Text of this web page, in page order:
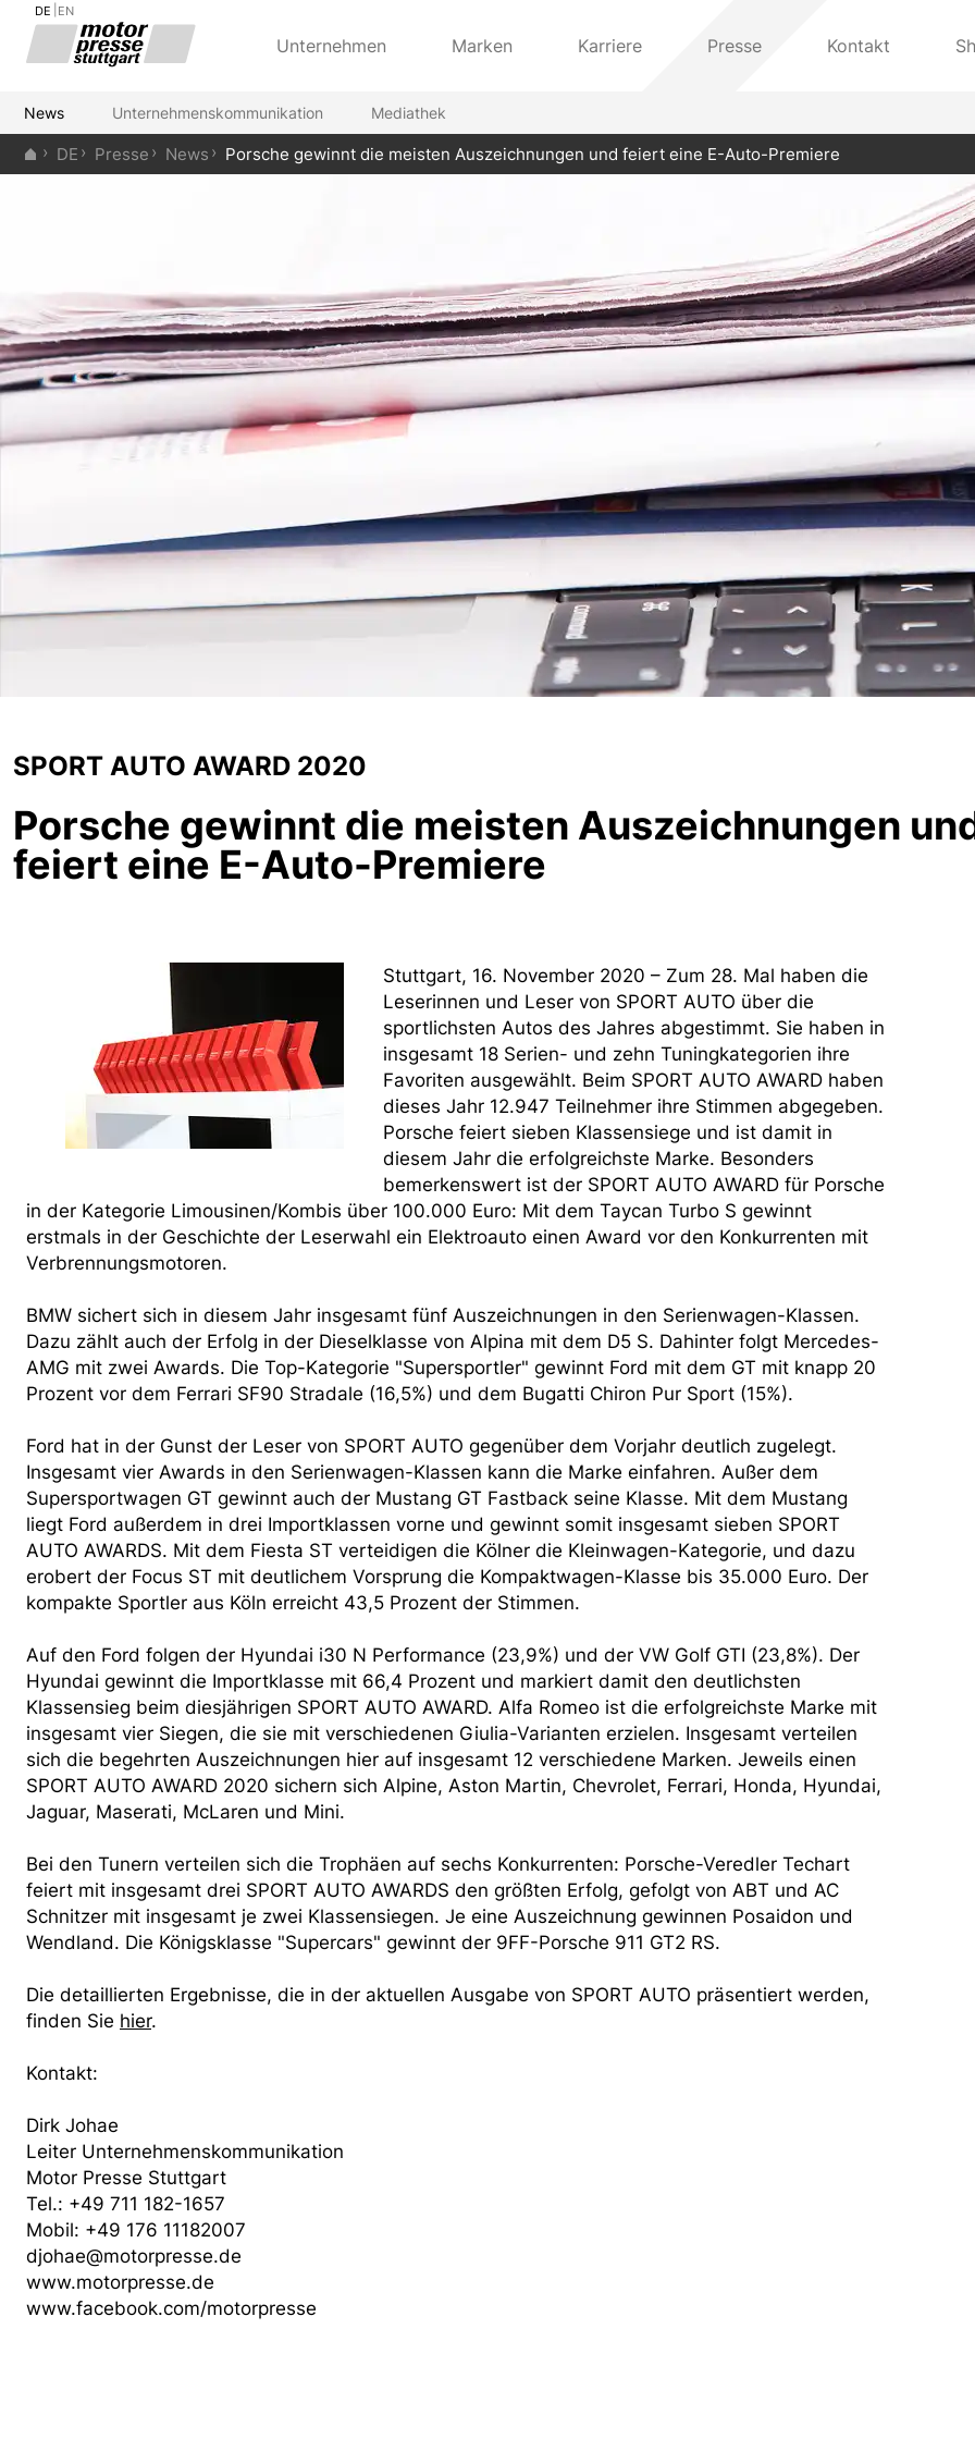
DE EN
Unternehmen Marken Karriere Presse
News Unternehmenskommunikation Mediathek
Kontakt
DE Presse News Porsche gewinnt die meisten Auszeichnungen und feiert eine E-Auto-Premiere
SPORT AUTO AWARD 2020
Porsche gewinnt die meisten Auszeichnungen
feiert eine E-Auto-Premiere
Stuttgart, 16. November 2020 – Zum 28. Mal haben die
Leserinnen und Leser von SPORT AUTO über die
sportlichsten Autos des Jahres abgestimmt. Sie haben in
insgesamt 18 Serien- und zehn Tuningkategorien ihre
Favoriten ausgewählt. Beim SPORT AUTO AWARD haben
dieses Jahr 12.947 Teilnehmer ihre Stimmen abgegeben.
Porsche feiert sieben Klassensiege und ist damit in
diesem Jahr die erfolgreichste Marke. Besonders
bemerkenswert ist der SPORT AUTO AWARD für Porsche
in der Kategorie Limousinen/Kombis über 100.000 Euro: Mit dem Taycan Turbo S gewinnt
erstmals in der Geschichte der Leserwahl ein Elektroauto einen Award vor den Konkurrenten mit
Verbrennungsmotoren.
BMW sichert sich in diesem Jahr insgesamt fünf Auszeichnungen in den Serienwagen-Klassen.
Dazu zählt auch der Erfolg in der Dieselklasse von Alpina mit dem D5 S. Dahinter folgt Mercedes-
AMG mit zwei Awards. Die Top-Kategorie "Supersportler" gewinnt Ford mit dem GT mit knapp 20
Prozent vor dem Ferrari SF90 Stradale (16,5%) und dem Bugatti Chiron Pur Sport (15%).
Ford hat in der Gunst der Leser von SPORT AUTO gegenüber dem Vorjahr deutlich zugelegt.
Insgesamt vier Awards in den Serienwagen-Klassen kann die Marke einfahren. Außer dem
Supersportwagen GT gewinnt auch der Mustang GT Fastback seine Klasse. Mit dem Mustang
liegt Ford außerdem in drei Importklassen vorne und gewinnt somit insgesamt sieben SPORT
AUTO AWARDS. Mit dem Fiesta ST verteidigen die Kölner die Kleinwagen-Kategorie, und dazu
erobert der Focus ST mit deutlichem Vorsprung die Kompaktwagen-Klasse bis 35.000 Euro. Der
kompakte Sportler aus Köln erreicht 43,5 Prozent der Stimmen.
Auf den Ford folgen der Hyundai i30 N Performance (23,9%) und der VW Golf GTI (23,8%). Der
Hyundai gewinnt die Importklasse mit 66,4 Prozent und markiert damit den deutlichsten
Klassensieg beim diesjährigen SPORT AUTO AWARD. Alfa Romeo ist die erfolgreichste Marke mit
insgesamt vier Siegen, die sie mit verschiedenen Giulia-Varianten erzielen. Insgesamt verteilen
sich die begehrten Auszeichnungen hier auf insgesamt 12 verschiedene Marken. Jeweils einen
SPORT AUTO AWARD 2020 sichern sich Alpine, Aston Martin, Chevrolet, Ferrari, Honda, Hyundai,
Jaguar, Maserati, McLaren und Mini.
Bei den Tunern verteilen sich die Trophäen auf sechs Konkurrenten: Porsche-Veredler Techart
feiert mit insgesamt drei SPORT AUTO AWARDS den größten Erfolg, gefolgt von ABT und AC
Schnitzer mit insgesamt je zwei Klassensiegen. Je eine Auszeichnung gewinnen Posaidon und
Wendland. Die Königsklasse "Supercars" gewinnt der 9FF-Porsche 911 GT2 RS.
Die detaillierten Ergebnisse, die in der aktuellen Ausgabe von SPORT AUTO präsentiert werden,
finden Sie hier.
Kontakt:
Dirk Johae
Leiter Unternehmenskommunikation
Motor Presse Stuttgart
Tel.: +49 711 182-1657
Mobil: +49 176 11182007
djohae@motorpresse.de
www.motorpresse.de
www.facebook.com/motorpresse